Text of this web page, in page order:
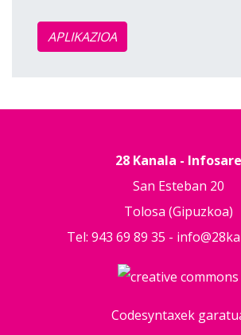
APLIKAZIOA
28 Kanala - Infosare
San Esteban 20
Tolosa (Gipuzkoa)
Tel: 943 69 89 35 -
Codesyntaxek